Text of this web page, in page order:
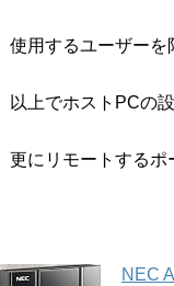
使用するユーザーを
以上でホストPCの設
更にリモートするポ
NEC